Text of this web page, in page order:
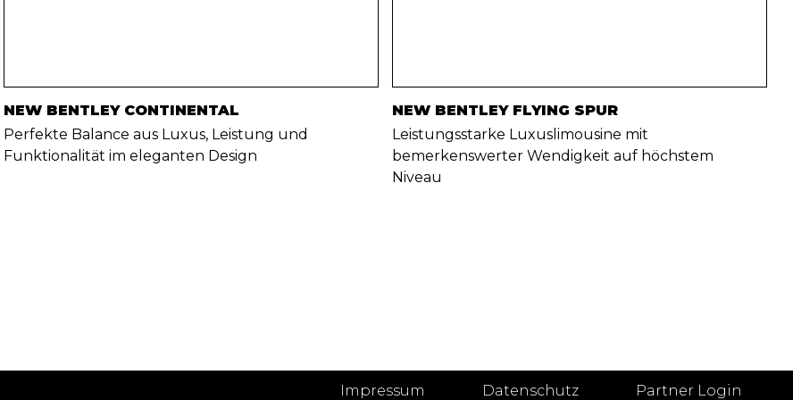
NEW BENTLEY CONTINENTAL
Perfekte Balance aus Luxus, Leistung und
Funktionalität im eleganten Design
NEW BENTLEY FLYING SPUR
Leistungsstarke Luxuslimousine mit
bemerkenswerter Wendigkeit auf höchstem
Niveau
Impressum Datenschutz Partner Login